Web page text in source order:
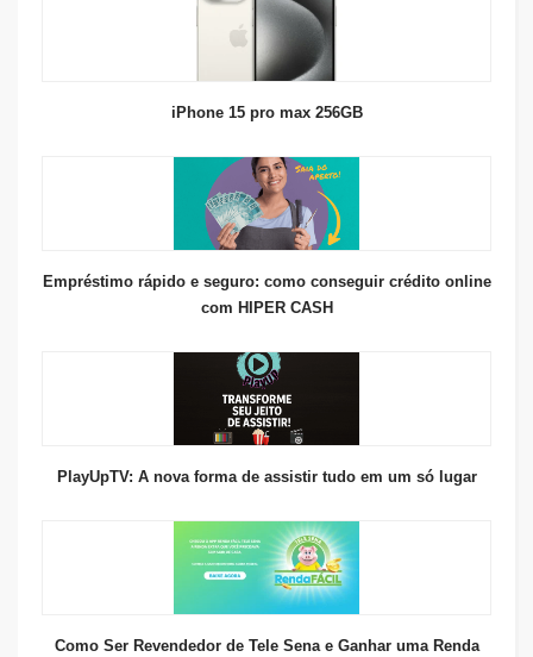
iPhone 15 pro max 256GB
Empréstimo rápido e seguro: como conseguir crédito online
com HIPER CASH
PlayUpTV: A nova forma de assistir tudo em um só lugar
Como Ser Revendedor de Tele Sena e Ganhar uma Renda